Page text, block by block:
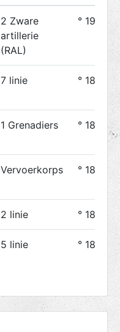
2 Zware
artillerie
(RAL)
° 1901-
7 linie ° 1890-
1 Grenadiers ° 1893-
Vervoerkorps ° 1883-
2 linie ° 1886-
5 linie ° 1891-